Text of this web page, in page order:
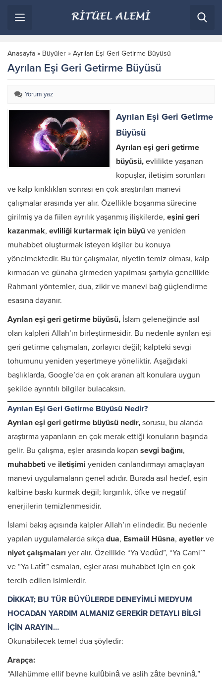
Anasayfa » Büyüler » Ayrılan Eşi Geri Getirme Büyüsü
Ayrılan Eşi Geri Getirme Büyüsü
Yorum yaz
Ayrılan Eşi Geri Getirme
Büyüsü
Ayrılan eşi geri getirme
büyüsü, evlilikte yaşanan
kopuşlar, iletişim sorunları
ve kalp kırıklıkları sonrası en çok araştırılan manevi
çalışmalar arasında yer alır. Özellikle boşanma sürecine
girilmiş ya da fiilen ayrılık yaşanmış ilişkilerde, eşini geri
kazanmak, evliliği kurtarmak için büyü ve yeniden
muhabbet oluşturmak isteyen kişiler bu konuya
yönelmektedir. Bu tür çalışmalar, niyetin temiz olması, kalp
kırmadan ve günaha girmeden yapılması şartıyla genellikle
Rahmani yöntemler, dua, zikir ve manevi bağ güçlendirme
esasına dayanır.
Ayrılan eşi geri getirme büyüsü, İslam geleneğinde asıl
olan kalpleri Allah’ın birleştirmesidir. Bu nedenle ayrılan eşi
geri getirme çalışmaları, zorlayıcı değil; kalpteki sevgi
tohumunu yeniden yeşertmeye yöneliktir. Aşağıdaki
başlıklarda, Google’da en çok aranan alt konulara uygun
şekilde ayrıntılı bilgiler bulacaksın.
Ayrılan Eşi Geri Getirme Büyüsü Nedir?
Ayrılan eşi geri getirme büyüsü nedir, sorusu, bu alanda
araştırma yapanların en çok merak ettiği konuların başında
gelir. Bu çalışma, eşler arasında kopan sevgi bağını,
muhabbeti ve iletişimi yeniden canlandırmayı amaçlayan
manevi uygulamaların genel adıdır. Burada asıl hedef, eşin
kalbine baskı kurmak değil; kırgınlık, öfke ve negatif
enerjilerin temizlenmesidir.
İslami bakış açısında kalpler Allah’ın elindedir. Bu nedenle
yapılan uygulamalarda sıkça dua, Esmaül Hüsna, ayetler ve
niyet çalışmaları yer alır. Özellikle “Ya Vedûd”, “Ya Cami’”
ve “Ya Latîf” esmaları, eşler arası muhabbet için en çok
tercih edilen isimlerdir.
DİKKAT; BU TÜR BÜYÜLERDE DENEYİMLİ MEDYUM
HOCADAN YARDIM ALMANIZ GEREKİR DETAYLI BİLGİ
İÇİN ARAYIN…
Okunabilecek temel dua şöyledir:
Arapça:
“Allahümme ellif beyne kulûbinâ ve aslih zâte beyninâ.”